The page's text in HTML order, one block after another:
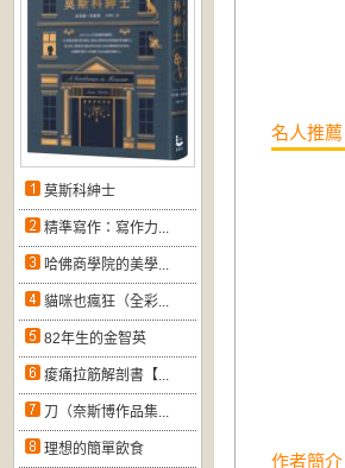
莫斯科紳士
精準寫作：寫作力...
哈佛商學院的美學...
貓咪也瘋狂（全彩...
82年生的金智英
痠痛拉筋解剖書【...
刀（奈斯博作品集...
理想的簡單飲食
名人推薦
作者簡介